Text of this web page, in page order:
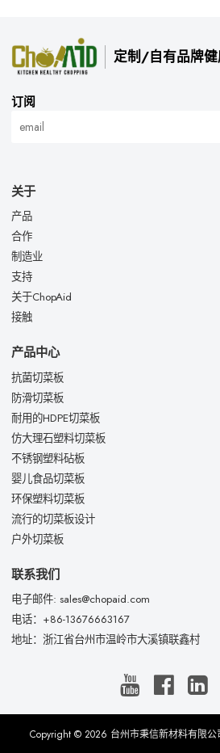
定制/自有品牌
订阅
关于
产品
合作
制造业
支持
关于ChopAid
接触
产品中心
抗菌切菜板
防滑切菜板
耐用的HDPE切菜板
仿大理石塑料切菜板
不锈钢塑料砧板
婴儿食品切菜板
环保塑料切菜板
流行的切菜板设计
户外切菜板
联系我们
电子邮件: sales@chopaid.com
电话：+86-13676663167
地址：浙江省台州市温岭市大溪镇联鑫村
Copyright © 2026 台州市秉信新材料有限公